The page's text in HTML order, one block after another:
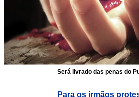
Será livrado das penas do
Para os irmãos